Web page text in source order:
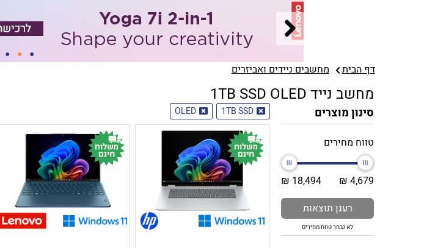
דף הבית מחשבים ניידים ואביזרים
מחשב נייד 1TB SSD OLED
סינון מוצרים
טווח מחירים
4,679 ₪
18,494 ₪
רענן תוצאות
לא נבחר טווח מחירים
1TB SSD
OLED